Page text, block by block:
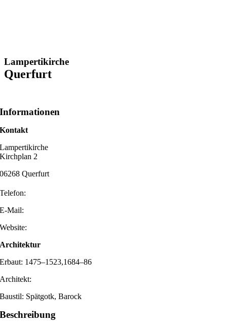
Lampertikirche
Querfurt
Informationen
Kontakt
Lampertikirche
Kirchplan 2
06268 Querfurt
Telefon:
E-Mail:
Website:
Architektur
Erbaut: 1475–1523,1684–86
Architekt:
Baustil: Spätgotk, Barock
Beschreibung